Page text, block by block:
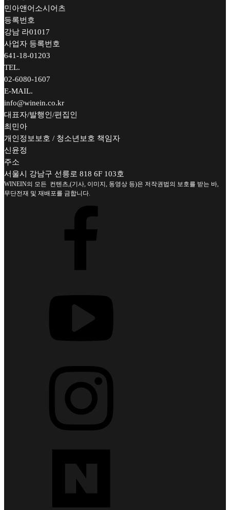
민아앤어소시어츠
등록번호
강남 라01017
사업자 등록번호
641-18-01203
TEL.
02-6080-1607
E-MAIL.
info@winein.co.kr
대표자/발행인/편집인
최민아
개인정보보호 / 청소년보호 책임자
신윤정
주소
서울시 강남구 선릉로 818 6F 103호
WINEIN의 모든 컨텐츠,(기사, 이미지, 동영상 등)은 저작권법의 보호를 받는 바,
무단전재 및 재배포를 금합니다.